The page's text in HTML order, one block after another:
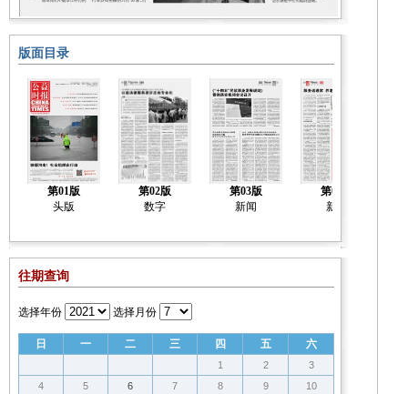
版面目录
第01版
头版
第02版
数字
第03版
新闻
第04版
新闻
往期查询
选择年份 选择月份
日 一 二 三 四 五 六
1 2
3
4
5 6 7 8 9
10